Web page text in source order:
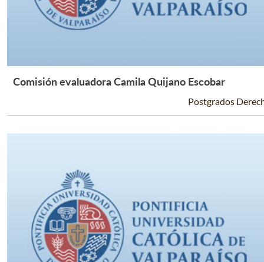
Leer Más +
Comisión evaluadora Camila Quijano Escobar
Postgrados